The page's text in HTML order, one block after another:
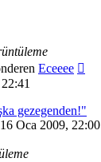
Eceeee
gezegenden!"
Oca 2009, 22:00